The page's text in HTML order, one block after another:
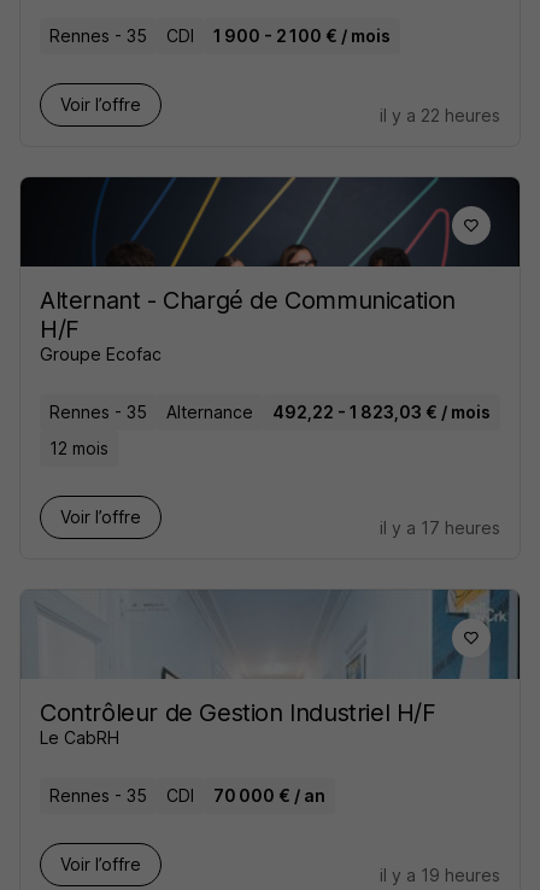
Rennes - 35 CDI 1 900 - 2 100 € / mois
Voir l’offre
il y a 22 heures
Alternant - Chargé de Communication
H/F
Groupe Ecofac
Rennes - 35 Alternance
492,22 - 1 823,03 € / mois
12 mois
Voir l’offre
il y a 17 heures
Contrôleur de Gestion Industriel H/F
Le CabRH
Rennes - 35 CDI 70 000 € / an
Voir l’offre
il y a 19 heures